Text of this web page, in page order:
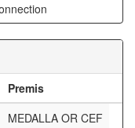
Premis
MEDALLA OR CEF